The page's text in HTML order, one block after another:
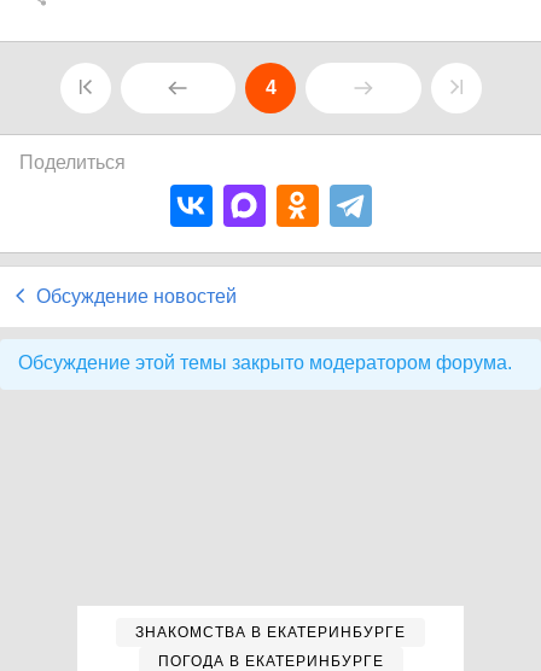
4
Поделиться
Обсуждение новостей
Обсуждение этой темы закрыто модератором форума.
ЗНАКОМСТВА В ЕКАТЕРИНБУРГЕ
ПОГОДА В ЕКАТЕРИНБУРГЕ